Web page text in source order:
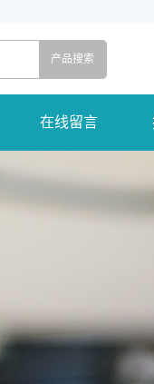
在线留言